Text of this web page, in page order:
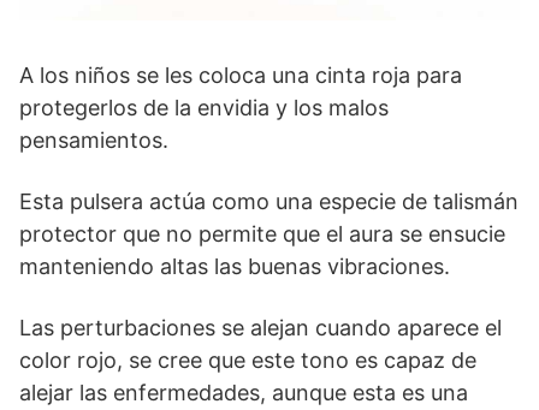
A los niños se les coloca una cinta roja para
protegerlos de la envidia y los malos
pensamientos.
Esta pulsera actúa como una especie de talismán
protector que no permite que el aura se ensucie
manteniendo altas las buenas vibraciones.
Las perturbaciones se alejan cuando aparece el
color rojo, se cree que este tono es capaz de
alejar las enfermedades, aunque esta es una